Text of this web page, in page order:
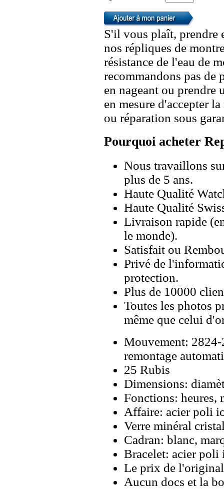
S'il vous plaît, prendre
nos répliques de
résistance de l'eau de
recommandons pas de
en nageant ou prendre
en mesure d'accepter
ou réparation sous
Pourquoi acheter
Nous travaillons
plus de 5 ans.
Haute Qualité
Haute Qualité
Livraison rapide
le monde).
Satisfait ou
Privé de
protection.
Plus de 10000
Toutes les photos
même que celui
Mouvement: 2824-
remontage
25 Rubis
Dimensions:
Fonctions: heures,
Affaire: acier poli
Verre minéral
Cadran: blanc,
Bracelet: acier poli
Le prix de
Aucun docs et la